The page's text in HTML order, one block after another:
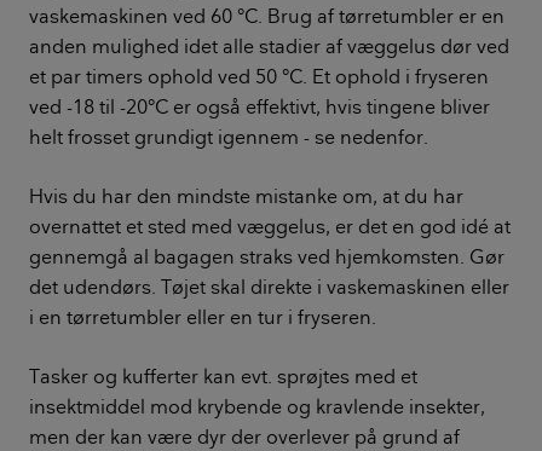
vaskemaskinen ved 60 °C. Brug af tørretumbler er en
anden mulighed idet alle stadier af væggelus dør ved
et par timers ophold ved 50 °C. Et ophold i fryseren
ved -18 til -20°C er også effektivt, hvis tingene bliver
helt frosset grundigt igennem - se nedenfor.
Hvis du har den mindste mistanke om, at du har
overnattet et sted med væggelus, er det en god idé at
gennemgå al bagagen straks ved hjemkomsten. Gør
det udendørs. Tøjet skal direkte i vaskemaskinen eller
i en tørretumbler eller en tur i fryseren.
Tasker og kufferter kan evt. sprøjtes med et
insektmiddel mod krybende og kravlende insekter,
men der kan være dyr der overlever på grund af